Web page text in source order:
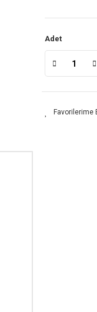
Adet